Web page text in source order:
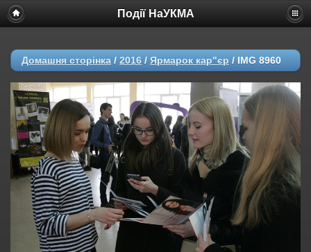
Події НаУКМА
Домашня сторінка / 2016 / Ярмарок кар"єр / IMG 8960